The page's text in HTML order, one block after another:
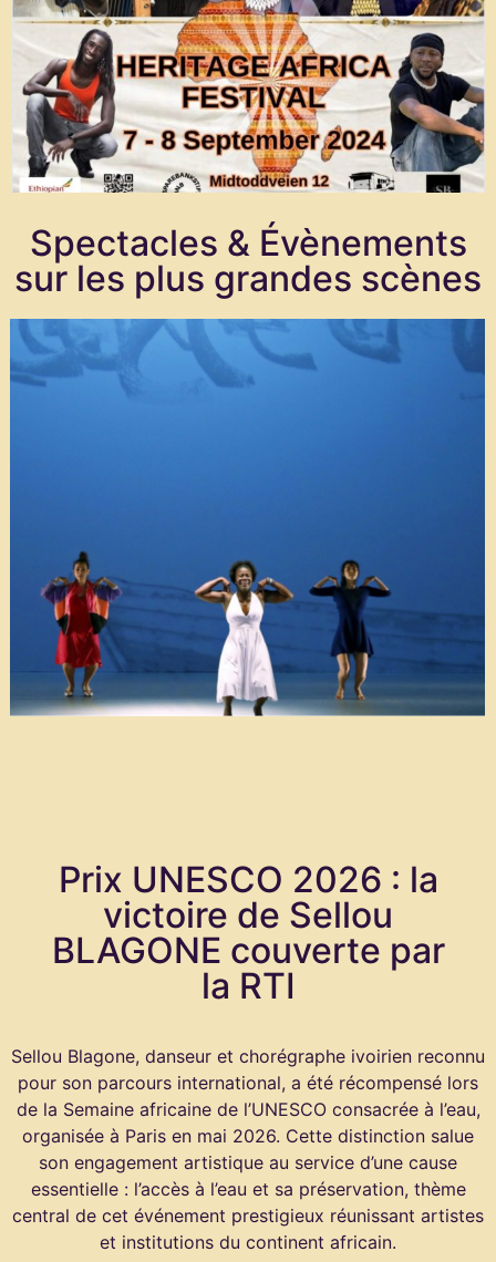
Spectacles & Évènements
sur les plus grandes scènes
Prix UNESCO 2026 : la
victoire de Sellou
BLAGONE couverte par
la RTI
Sellou Blagone, danseur et chorégraphe ivoirien reconnu
pour son parcours international, a été récompensé lors
de la Semaine africaine de l’UNESCO consacrée à l’eau,
organisée à Paris en mai 2026. Cette distinction salue
son engagement artistique au service d’une cause
essentielle : l’accès à l’eau et sa préservation, thème
central de cet événement prestigieux réunissant artistes
et institutions du continent africain.